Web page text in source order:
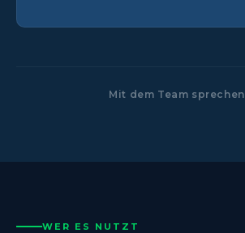
Mit dem Team sprechen
WER ES NUTZT